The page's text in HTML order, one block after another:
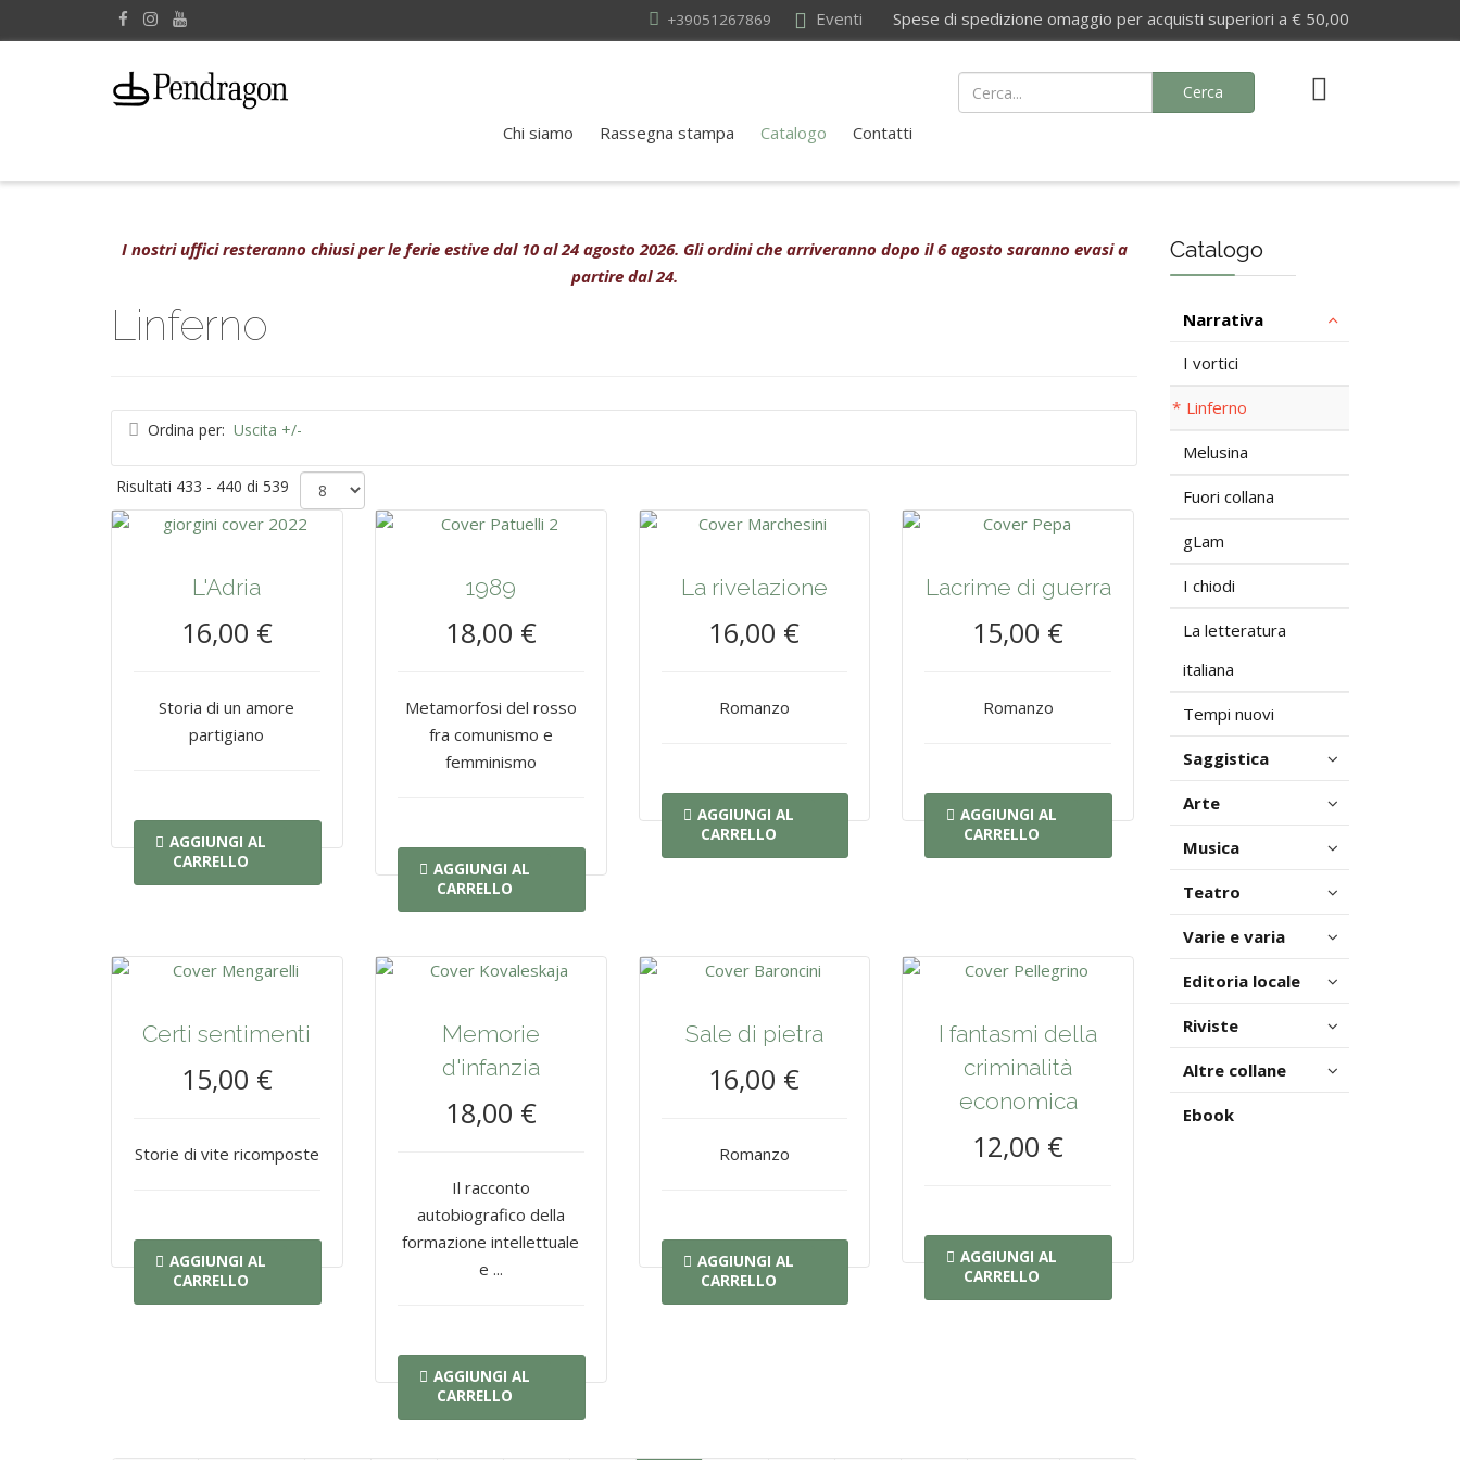
Eventi Spese di spedizione omaggio per acquisti superiori a € 50,00
+39051267869
Chi siamo Rassegna stampa Catalogo Contatti
Cerca
I nostri uffici resteranno chiusi per le ferie estive dal 10 al 24 agosto 2026. Gli ordini che arriveranno dopo il 6 agosto saranno evasi a
partire dal 24.
Linferno
Ordina per: Uscita +/-
Risultati 433 - 440 di 539
L'Adria
16,00 €
Storia di un amore
partigiano
AGGIUNGI AL
CARRELLO
1989
18,00 €
Metamorfosi del rosso
fra comunismo e
femminismo
AGGIUNGI AL
CARRELLO
La rivelazione
16,00 €
Romanzo
AGGIUNGI AL
CARRELLO
Lacrime di guerra
15,00 €
Romanzo
AGGIUNGI AL
CARRELLO
Certi sentimenti
15,00 €
Storie di vite ricomposte
AGGIUNGI AL
CARRELLO
Memorie
d'infanzia
18,00 €
Il racconto
autobiografico della
formazione intellettuale
e ...
AGGIUNGI AL
CARRELLO
Sale di pietra
16,00 €
Romanzo
AGGIUNGI AL
CARRELLO
I fantasmi della
criminalità
economica
12,00 €
AGGIUNGI AL
CARRELLO
Catalogo
Narrativa
I vortici
Linferno
Melusina
Fuori collana
gLam
I chiodi
La letteratura
italiana
Tempi nuovi
Saggistica
Arte
Musica
Teatro
Varie e varia
Editoria locale
Riviste
Altre collane
Ebook